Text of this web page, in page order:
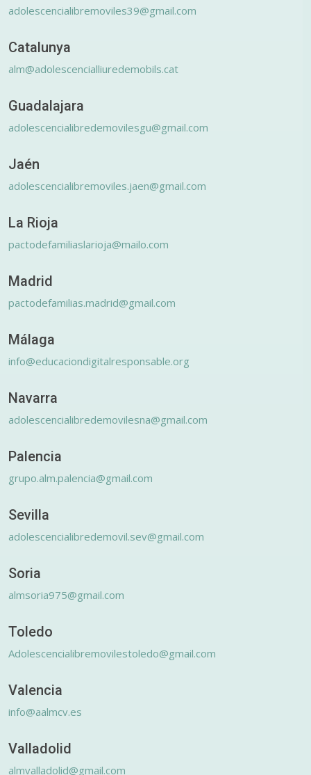
adolescencialibremoviles39@gmail.com
Catalunya
alm@adolescencialliuredemobils.cat
Guadalajara
adolescencialibredemovilesgu@gmail.com
Jaén
adolescencialibremoviles.jaen@gmail.com
La Rioja
pactodefamiliaslarioja@mailo.com
Madrid
pactodefamilias.madrid@gmail.com
Málaga
info@educaciondigitalresponsable.org
Navarra
adolescencialibredemovilesna@gmail.com
Palencia
grupo.alm.palencia@gmail.com
Sevilla
adolescencialibredemovil.sev@gmail.com
Soria
almsoria975@gmail.com
Toledo
Adolescencialibremovilestoledo@gmail.com
Valencia
info@aalmcv.es
Valladolid
almvalladolid@gmail.com